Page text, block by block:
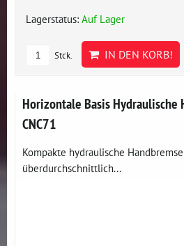
Lagerstatus: Auf Lager
Stck. IN DEN KORB!
Horizontale Basis Hydraulische
CNC71
Kompakte hydraulische
überdurchschnittlich...